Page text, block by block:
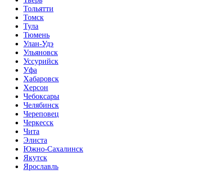
Тольятти
Томск
Тула
Тюмень
Улан-Удэ
Ульяновск
Уссурийск
Уфа
Хабаровск
Херсон
Чебоксары
Челябинск
Череповец
Черкесск
Чита
Элиста
Южно-Сахалинск
Якутск
Ярославль